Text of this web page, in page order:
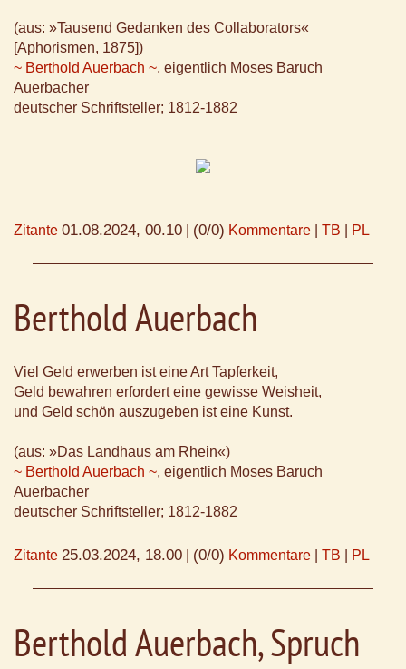
(aus: »Tausend Gedanken des Collaborators«
[Aphorismen, 1875])
~ Berthold Auerbach ~, eigentlich Moses Baruch
Auerbacher
deutscher Schriftsteller; 1812-1882
Zitante 01.08.2024, 00.10 (0/0) Kommentare TB PL
Berthold Auerbach
Viel Geld erwerben ist eine Art Tapferkeit,
Geld bewahren erfordert eine gewisse Weisheit,
und Geld schön auszugeben ist eine Kunst.
(aus: »Das Landhaus am Rhein«)
~ Berthold Auerbach ~, eigentlich Moses Baruch
Auerbacher
deutscher Schriftsteller; 1812-1882
Zitante 25.03.2024, 18.00 (0/0) Kommentare TB PL
Berthold Auerbach, Spruch